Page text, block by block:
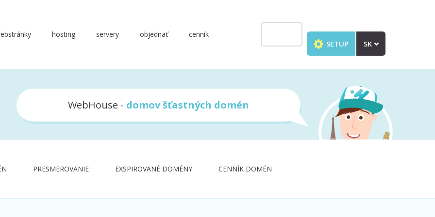
SETUP SK
hosting servery objednať cenník
WebHouse - domov šťastných domén
PRESMEROVANIE EXSPIROVANÉ DOMÉNY CENNÍK DOMÉN